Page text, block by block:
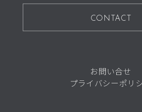
CONTACT
お問い合せ
プライバシーポリ